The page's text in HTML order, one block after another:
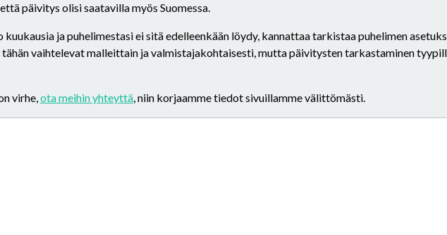
päivitys olisi saatavilla myös Suomessa.
ja puhelimestasi ei sitä edelleenkään löydy, kannattaa tarkistaa puhelimen
vaihtelevat malleittain ja valmistajakohtaisesti, mutta päivitysten tarkastaminen
virhe,ota meihin yhteyttä, niin korjaamme tiedot sivuillamme välittömästi.